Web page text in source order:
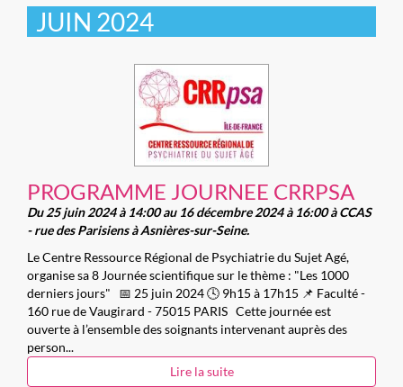
JUIN 2024
PROGRAMME JOURNEE CRRPSA
Du 25 juin 2024 à 14:00 au 16 décembre 2024 à 16:00 à CCAS
- rue des Parisiens à Asnières-sur-Seine.
Le Centre Ressource Régional de Psychiatrie du Sujet Agé,
organise sa 8 Journée scientifique sur le thème : "Les 1000
derniers jours" 📅 25 juin 2024 🕓 9h15 à 17h15 📌 Faculté -
160 rue de Vaugirard - 75015 PARIS Cette journée est
ouverte à l’ensemble des soignants intervenant auprès des
person...
Lire la suite